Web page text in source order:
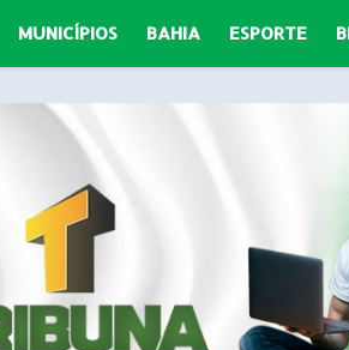
MUNICÍPIOS BAHIA ESPORTE